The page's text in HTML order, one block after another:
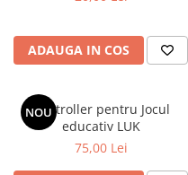
ADAUGA IN COS
NOU
Controller pentru Jocul
educativ LUK
75,00 Lei